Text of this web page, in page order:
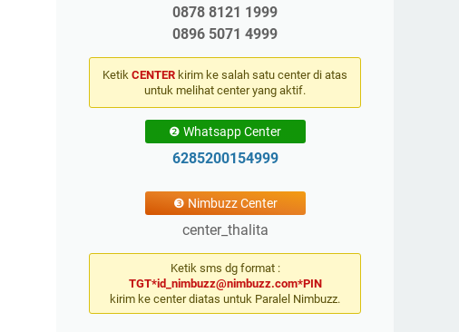
0878 8121 1999
0896 5071 4999
Ketik CENTER kirim ke salah satu center di atas
untuk melihat center yang aktif.
❷ Whatsapp Center
6285200154999
❸ Nimbuzz Center
center_thalita
Ketik sms dg format :
TGT*id_nimbuzz@nimbuzz.com*PIN
kirim ke center diatas untuk Paralel Nimbuzz.